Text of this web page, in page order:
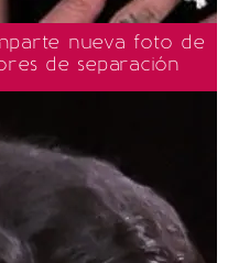
nueva foto de
de separación